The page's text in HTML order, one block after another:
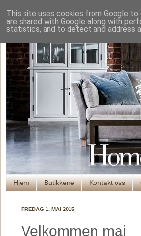
Hjem Butikkene Kontakt oss
FREDAG 1. MAI 2015
Velkommen mai
This site uses cookies from Google to
are shared with Google along with
statistics, and to detect and address